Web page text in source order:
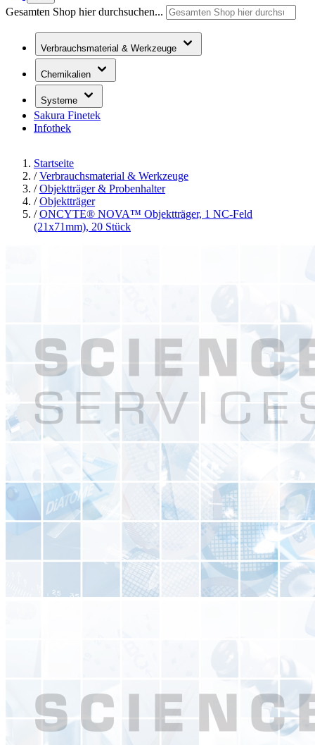
Gesamten Shop hier durchsuchen...
Verbrauchsmaterial & Werkzeuge
Chemikalien
Systeme
Sakura Finetek
Infothek
Startseite
/ Verbrauchsmaterial & Werkzeuge
/ Objektträger & Probenhalter
/ Objektträger
/ ONCYTE® NOVA™ Objektträger, 1 NC-Feld
(21x71mm), 20 Stück